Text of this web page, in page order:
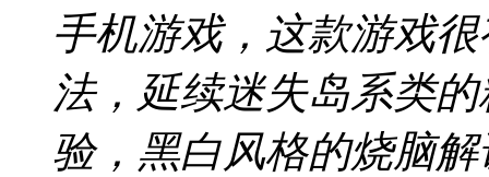
手机游戏，这款游戏
法，延续迷失岛系类
验，黑白风格的烧脑